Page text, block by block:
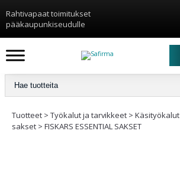
Rahtivapaat toimitukset
pääkaupunkiseudulle
Tuotteet > Työkalut ja tarvikkeet > Käsityökalut
sakset > FISKARS ESSENTIAL SAKSET